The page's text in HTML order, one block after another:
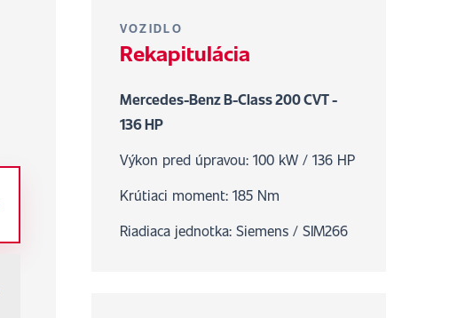
VOZIDLO
Rekapitulácia
Mercedes-Benz B-Class 200 CVT -
136 HP
Výkon pred úpravou: 100 kW / 136 HP
Krútiaci moment: 185 Nm
Riadiaca jednotka: Siemens / SIM266